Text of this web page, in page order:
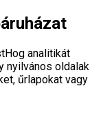
analitikát
nyilvános oldalak
űrlapokat vagy